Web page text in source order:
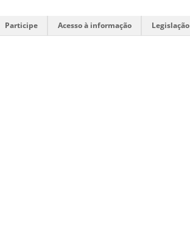
Participe Acesso à informação Legislação